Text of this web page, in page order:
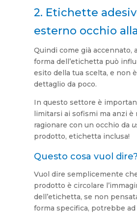
2. Etichette
esterno occhio
Quindi come già accennato,
forma dell’etichetta può
esito della tua scelta, e non
dettaglio da poco.
In questo settore è
limitarsi ai sofismi ma anzi è
ragionare con un occhio da
prodotto, etichetta inclusa!
Questo cosa vuol dire?
Vuol dire semplicemente
prodotto è circolare
dell’etichetta, se non
forma specifica, potrebbe